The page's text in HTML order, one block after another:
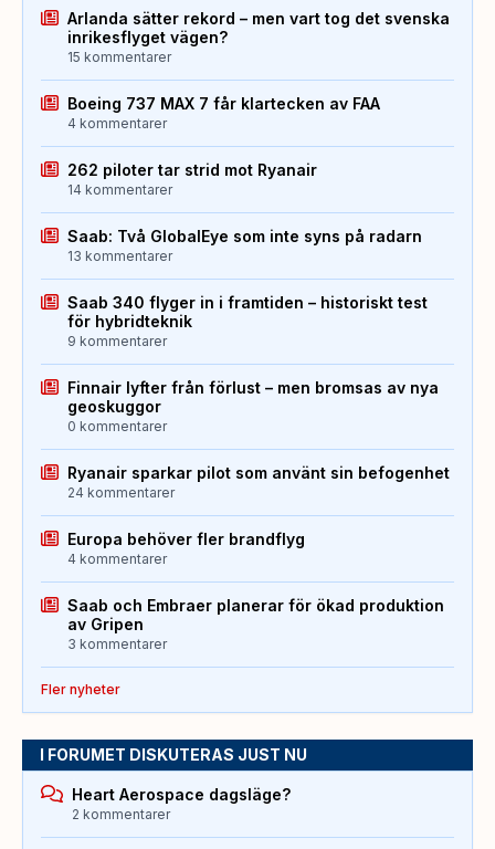
Arlanda sätter rekord – men vart tog det svenska
inrikesflyget vägen?
15 kommentarer
Boeing 737 MAX 7 får klartecken av FAA
4 kommentarer
262 piloter tar strid mot Ryanair
14 kommentarer
Saab: Två GlobalEye som inte syns på radarn
13 kommentarer
Saab 340 flyger in i framtiden – historiskt test
för hybridteknik
9 kommentarer
Finnair lyfter från förlust – men bromsas av nya
geoskuggor
0 kommentarer
Ryanair sparkar pilot som använt sin befogenhet
24 kommentarer
Europa behöver fler brandflyg
4 kommentarer
Saab och Embraer planerar för ökad produktion
av Gripen
3 kommentarer
Fler nyheter
I FORUMET DISKUTERAS JUST NU
Heart Aerospace dagsläge?
2 kommentarer